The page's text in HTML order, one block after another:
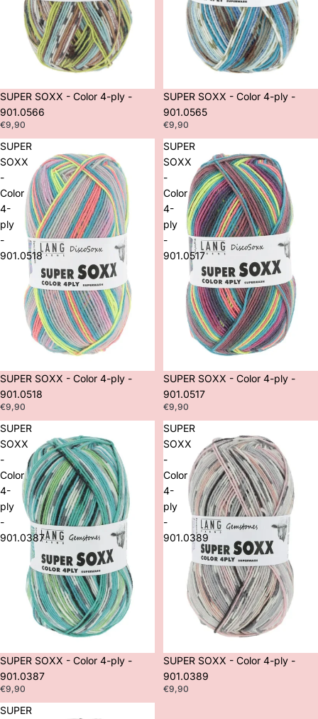
SUPER SOXX - Color 4-ply -
901.0566
€9,90
SUPER SOXX - Color 4-ply -
901.0565
€9,90
SUPER
SOXX
-
Color
4-
ply
-
901.0518
SUPER SOXX - Color 4-ply -
901.0518
€9,90
SUPER
SOXX
-
Color
4-
ply
-
901.0517
SUPER SOXX - Color 4-ply -
901.0517
€9,90
SUPER
SOXX
-
Color
4-
ply
-
901.0387
SUPER SOXX - Color 4-ply -
901.0387
€9,90
SUPER
SOXX
-
Color
4-
ply
-
901.0389
SUPER SOXX - Color 4-ply -
901.0389
€9,90
SUPER